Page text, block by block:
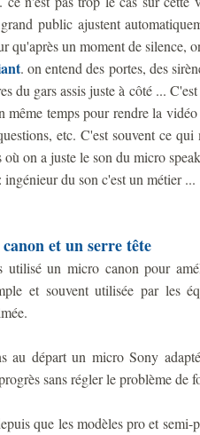
public ajustent
qu'après un moment de silence,
. on entend des portes, des
du gars assis juste à côté ...
même temps pour rendre la
etc. C'est souvent ce
où on a juste le son du micro
ingénieur du son c'est un métier ...
et un serre tête
utilisé un micro canon pour
et souvent utilisée par les
au départ un micro Sony
sans régler le problème de
que les modèles pro et